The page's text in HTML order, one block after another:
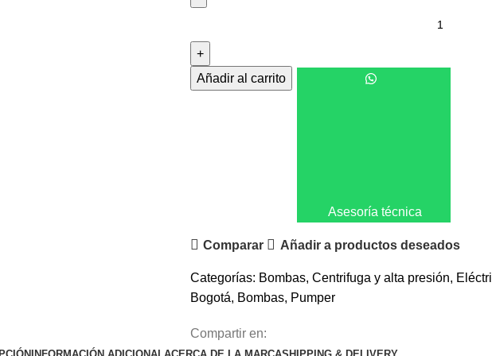
Añadir al carrito
Asesoría técnica
Comparar Añadir a productos deseados
Categorías: Bombas, Centrifuga y alta presión,
Bogotá, Bombas, Pumper
Compartir en: